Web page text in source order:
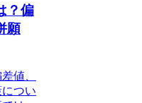
？偏
願
値、
つい